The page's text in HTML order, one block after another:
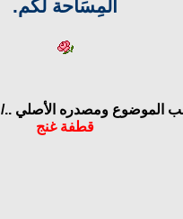
المِسَاحة لَكُم.
الموضوع ومصدره الأصلي ../
قطفة غنج